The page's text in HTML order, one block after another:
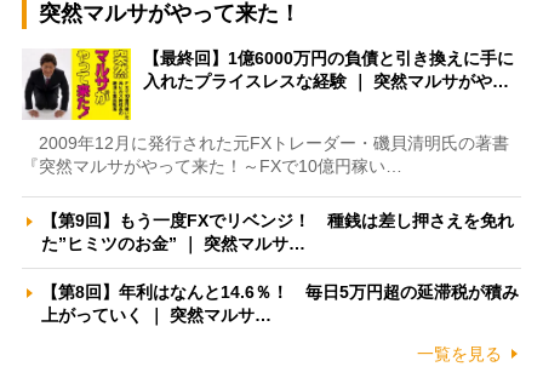
突然マルサがやって来た！
【最終回】1億6000万円の負債と引き換えに手に
入れたプライスレスな経験 ｜ 突然マルサがや…
2009年12月に発行された元FXトレーダー・磯貝清明氏の著書
『突然マルサがやって来た！～FXで10億円稼い…
【第9回】もう一度FXでリベンジ！ 種銭は差し押さえを免れ
た”ヒミツのお金” ｜ 突然マルサ…
【第8回】年利はなんと14.6％！ 毎日5万円超の延滞税が積み
上がっていく ｜ 突然マルサ…
一覧を見る